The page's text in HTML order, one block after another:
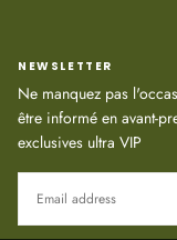
NEWSLETTER
Ne manquez pas
être informé en avant-
exclusives ultra VIP